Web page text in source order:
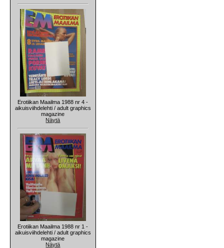
Erotiikan Maailma 1988 nr 4 -
aikuisviihdelehti / adult graphics
magazine
Näytä
Erotiikan Maailma 1988 nr 1 -
aikuisviihdelehti / adult graphics
magazine
Näytä